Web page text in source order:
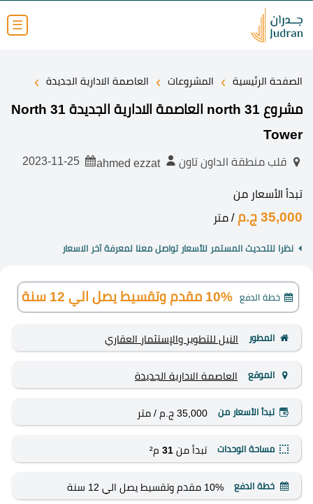
☰
الصفحة الرئيسية › المشروعات › العاصمة الادارية الجديدة ›
مشروع 31 north العاصمة الادارية الجديدة 31 North
Tower
قلب منطقة الداون تاون ahmed ezzat
تبدأ الأسعار من
35,000 ج.م / متر
نظرا للتحديث المستمر للأسعار تواصل معنا لمعرفة آخر الاسعار
خطة الدفع 10% مقدم وتقسيط يصل الي 12 سنة
المطور النيل للتطوير والإستثمار العقاري
الموقع العاصمة الادارية الجديدة
تبدأ الأسعار من 35,000 ج.م / متر
مساحة الوحدات تبدأ من 31م²
خطة الدفع 10% مقدم وتقسيط يصل الي 12 سنة